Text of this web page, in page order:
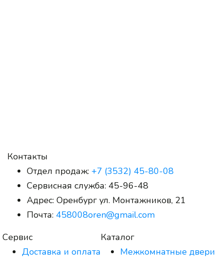
Контакты
Отдел продаж: +7 (3532) 45-80-08
Сервисная служба: 45-96-48
Адрес: Оренбург ул. Монтажников, 21
Почта: 458008oren@gmail.com
Сервис
Доставка и оплата
Каталог
Межкомнатные двери